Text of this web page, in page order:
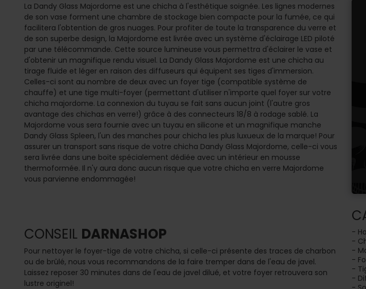
La Dandy Glass Majordome est une chicha à l'esthétique soignée. Les lignes modernes
de son vase forment une chambre de stockage bien compacte pour la fumée, ce qui
facilitera l'obtention de gros nuages. Pour profiter de toute la transparence du verre et
de son superbe design, la Majordome est livrée avec un système d'éclairage LED piloté
par une télécommande. Cette source lumineuse vous permettra d'éclairer le vase et
d'obtenir un magnifique rendu visuel. La Dandy Glass Majordome est une chicha au
tirage fluide et léger en raison des diffuseurs qui équipent ses tiges d'immersion.
Celles-ci sont au nombre de deux avec un foyer tige (compatible système de
chauffe) et une tige multi-foyer (permettant d'utiliser n'importe quel foyer sur votre
chicha majordome. La connexion du tuyau se fait sans aucun joint (l'autre gros
avantage des chichas en verre!) grâce à des connecteurs 18/8 à rodage sablé. La
Majordome vous sera fournie avec un tuyau en silicone et un magnifique manche
Dandy Glass Spleen, l'un des manches pour chicha les plus luxueux de la marque! Pour
assurer un transport sans risque de votre chicha Dandy Glass Majordome, celle-ci vous
sera livrée dans une boite spécialement dédiée avec un intérieur en mousse
thermoformée. Il n'y aura donc aucun risque que votre chicha en verre Majordome
vous parvienne endommagée!
CONSEIL DARNASHOP
Pour nettoyer le foyer-tige de votre chicha, si celle-ci présente des traces de charbon
ou de brûlé, nous vous recommandons de la faire tremper dans de l'eau de javel.
Laissez reposer 30 minutes dans de l'eau de javel dilué, et votre foyer retrouvera son
lustre originel!
-
-
-
-
-
-